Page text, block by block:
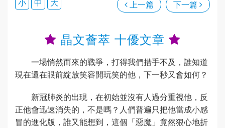
上一篇 下一篇
晶文薈萃 十優文章
一場悄然而來的戰爭，打得我們措手不及，誰知道
現在還在眼前綻放笑容開玩笑的他，下一秒又會如何？
新冠肺炎的出現，在初始並沒有人過分重視他，反
正他會迅速消失的，不是嗎？人們普遍只把他當成小感
冒的進化版，誰又能想到，這個「惡魔」竟然狠心地折